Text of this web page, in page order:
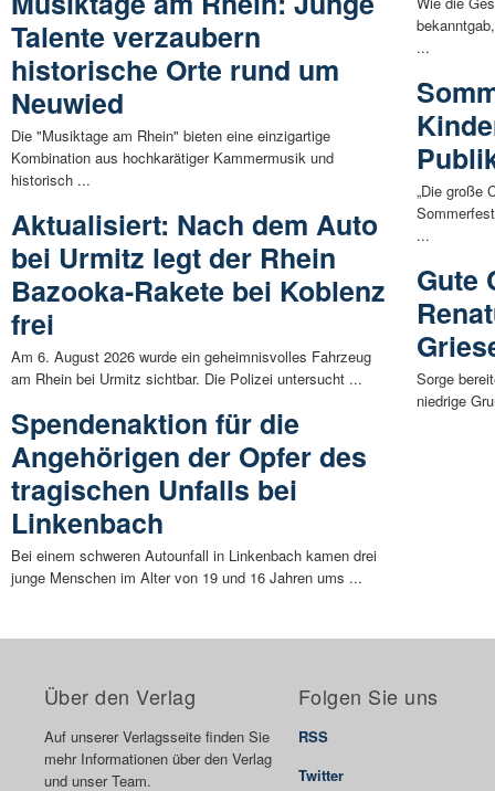
Talente verzaubern
historische Orte rund um
Neuwied
Die "Musiktage am Rhein" bieten eine einzigartige
Kombination aus hochkarätiger Kammermusik und
historisch ...
Aktualisiert: Nach dem Auto
bei Urmitz legt der Rhein
Bazooka-Rakete bei Koblenz
frei
Am 6. August 2026 wurde ein geheimnisvolles Fahrzeug
am Rhein bei Urmitz sichtbar. Die Polizei untersucht ...
Spendenaktion für die
Angehörigen der Opfer des
tragischen Unfalls bei
Linkenbach
Bei einem schweren Autounfall in Linkenbach kamen drei
junge Menschen im Alter von 19 und 16 Jahren ums ...
...
„Die große
...
Gute
Sorge
niedrige
Über den Verlag
Auf unserer Verlagsseite finden Sie
mehr Informationen über den Verlag
und unser Team.
Folgen Sie uns
RSS
Twitter